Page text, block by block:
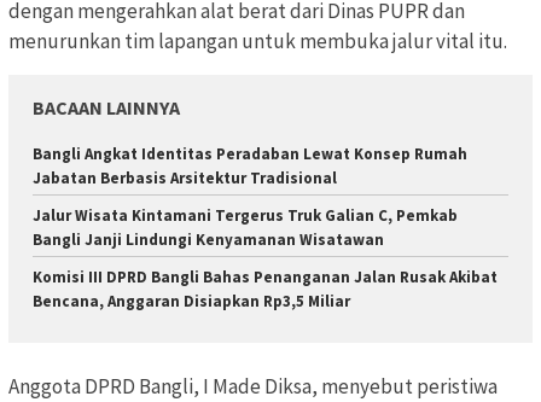
dengan mengerahkan alat berat dari Dinas PUPR dan
menurunkan tim lapangan untuk membuka jalur vital itu.
BACAAN LAINNYA
Bangli Angkat Identitas Peradaban Lewat Konsep Rumah
Jabatan Berbasis Arsitektur Tradisional
Jalur Wisata Kintamani Tergerus Truk Galian C, Pemkab
Bangli Janji Lindungi Kenyamanan Wisatawan
Komisi III DPRD Bangli Bahas Penanganan Jalan Rusak Akibat
Bencana, Anggaran Disiapkan Rp3,5 Miliar
Anggota DPRD Bangli, I Made Diksa, menyebut peristiwa